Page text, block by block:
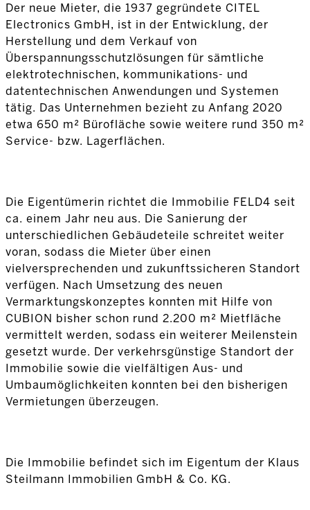
Der neue Mieter, die 1937 gegründete CITEL
Electronics GmbH, ist in der Entwicklung, der
Herstellung und dem Verkauf von
Überspannungsschutzlösungen für sämtliche
elektrotechnischen, kommunikations- und
datentechnischen Anwendungen und Systemen
tätig. Das Unternehmen bezieht zu Anfang 2020
etwa 650 m² Bürofläche sowie weitere rund 350 m²
Service- bzw. Lagerflächen.
Die Eigentümerin richtet die Immobilie FELD4 seit
ca. einem Jahr neu aus. Die Sanierung der
unterschiedlichen Gebäudeteile schreitet weiter
voran, sodass die Mieter über einen
vielversprechenden und zukunftssicheren Standort
verfügen. Nach Umsetzung des neuen
Vermarktungskonzeptes konnten mit Hilfe von
CUBION bisher schon rund 2.200 m² Mietfläche
vermittelt werden, sodass ein weiterer Meilenstein
gesetzt wurde. Der verkehrsgünstige Standort der
Immobilie sowie die vielfältigen Aus- und
Umbaumöglichkeiten konnten bei den bisherigen
Vermietungen überzeugen.
Die Immobilie befindet sich im Eigentum der Klaus
Steilmann Immobilien GmbH & Co. KG.